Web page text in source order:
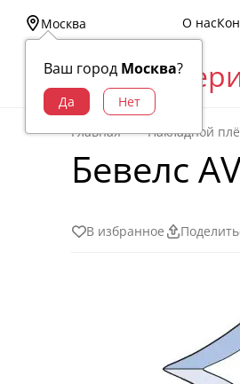
Москва
Ваш город Москва?
О нас
Витраж
Главная Накладной
Бевелс
В избранное